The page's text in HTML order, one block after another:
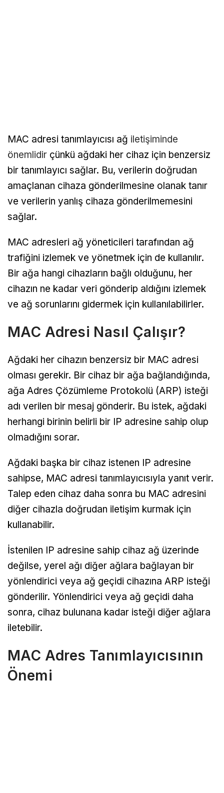
MAC adresi tanımlayıcısı ağ iletişiminde
önemlidir çünkü ağdaki her cihaz için benzersiz
bir tanımlayıcı sağlar. Bu, verilerin doğrudan
amaçlanan cihaza gönderilmesine olanak tanır
ve verilerin yanlış cihaza gönderilmemesini
sağlar.
MAC adresleri ağ yöneticileri tarafından ağ
trafiğini izlemek ve yönetmek için de kullanılır.
Bir ağa hangi cihazların bağlı olduğunu, her
cihazın ne kadar veri gönderip aldığını izlemek
ve ağ sorunlarını gidermek için kullanılabilirler.
MAC Adresi Nasıl Çalışır?
Ağdaki her cihazın benzersiz bir MAC adresi
olması gerekir. Bir cihaz bir ağa bağlandığında,
ağa Adres Çözümleme Protokolü (ARP) isteği
adı verilen bir mesaj gönderir. Bu istek, ağdaki
herhangi birinin belirli bir IP adresine sahip olup
olmadığını sorar.
Ağdaki başka bir cihaz istenen IP adresine
sahipse, MAC adresi tanımlayıcısıyla yanıt verir.
Talep eden cihaz daha sonra bu MAC adresini
diğer cihazla doğrudan iletişim kurmak için
kullanabilir.
İstenilen IP adresine sahip cihaz ağ üzerinde
değilse, yerel ağı diğer ağlara bağlayan bir
yönlendirici veya ağ geçidi cihazına ARP isteği
gönderilir. Yönlendirici veya ağ geçidi daha
sonra, cihaz bulunana kadar isteği diğer ağlara
iletebilir.
MAC Adres Tanımlayıcısının
Önemi